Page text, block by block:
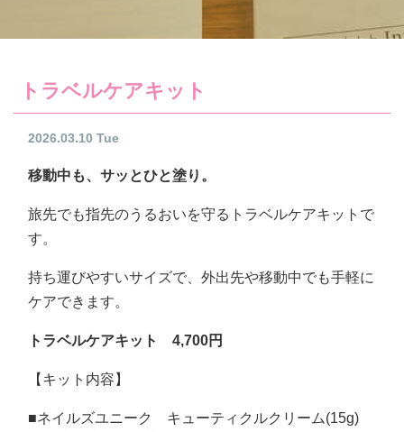
トラベルケアキット
2026.03.10 Tue
移動中も、サッとひと塗り。
旅先でも指先のうるおいを守るトラベルケアキットで
す。
持ち運びやすいサイズで、外出先や移動中でも手軽に
ケアできます。
トラベルケアキット 4,700円
【キット内容】
■ネイルズユニーク キューティクルクリーム(15g)